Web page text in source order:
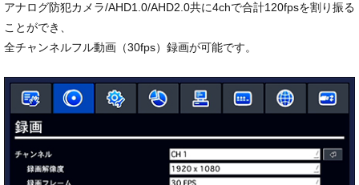
アナログ防犯カメラ/AHD1.0/AHD2.0共に4chで合計120fpsを割り振る
ことができ、
全チャンネルフル動画（30fps）録画が可能です。